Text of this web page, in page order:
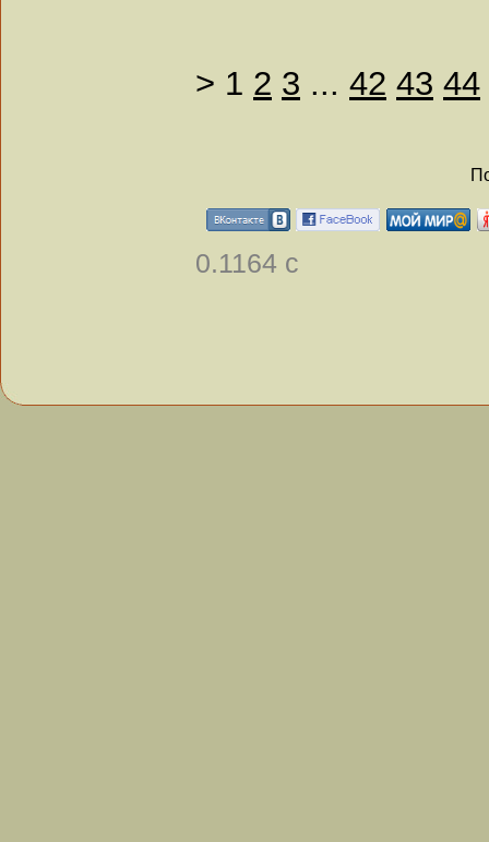
> 1 2 3 ... 42 43 44
0.1164 с